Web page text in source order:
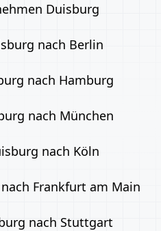
Duisburg
nach Berlin
nach Hamburg
nach München
nach Köln
Frankfurt am Main
nach Stuttgart